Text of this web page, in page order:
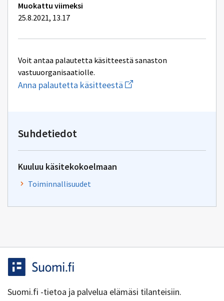
Muokattu viimeksi
25.8.2021, 13.17
Voit antaa palautetta käsitteestä sanaston
vastuuorganisaatiolle.
Anna palautetta käsitteestä Aloita
uuden
Suhdetiedot
Kuuluu käsitekokoelmaan
Toiminnallisuudet
Suomi.fi -tietoa ja palvelua elämäsi tilanteisiin.